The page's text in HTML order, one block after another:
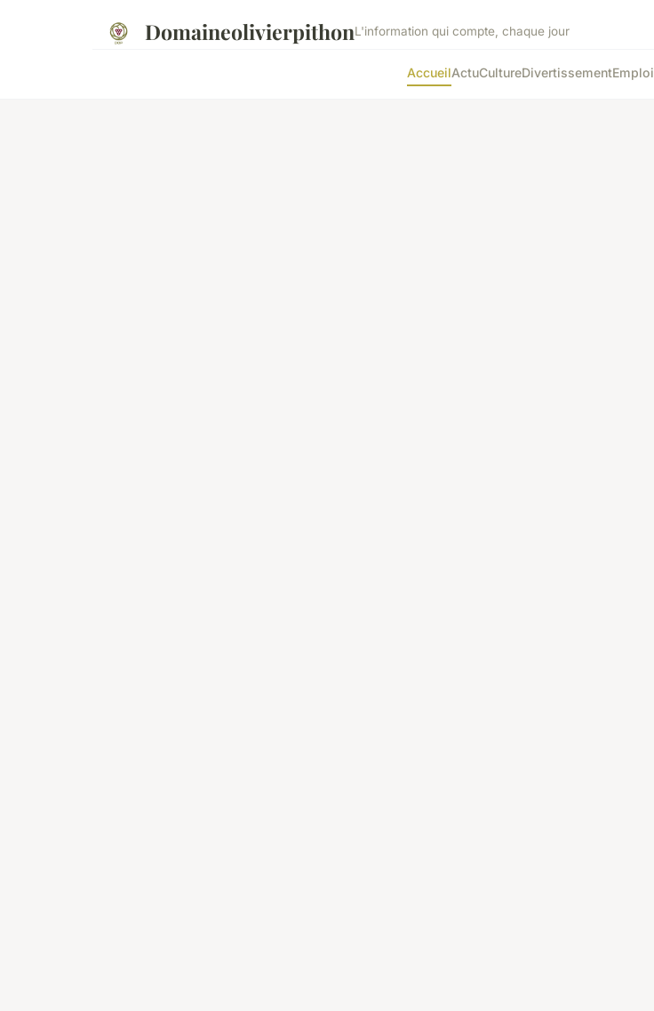
DomaineolivierpithonL'information qui compte, chaque jour
AccueilActuCultureDivertissementEmploi